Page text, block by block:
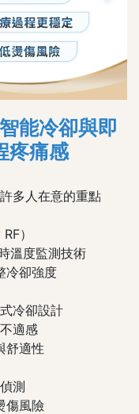
能冷卻與即
疼痛感
多人在意的重點
）
溫度監測技術
冷卻強度
冷卻設計
適感
舒適性
測
傷風險